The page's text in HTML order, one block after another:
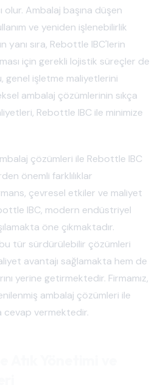
olur. Ambalaj başına düşen
ve yeniden işlenebilirlik
yanı sıra, Rebottle IBC'lerin
için gerekli lojistik süreçler de
genel işletme maliyetlerini
ambalaj çözümlerinin sıkça
Rebottle IBC ile minimize
çözümleri ile Rebottle IBC
önemli farklılıklar
çevresel etkiler ve maliyet
IBC, modern endüstriyel
öne çıkmaktadır.
tür sürdürülebilir çözümleri
avantajı sağlamakta hem de
yerine getirmektedir. Firmamız,
ambalaj çözümleri ile
vermektedir.